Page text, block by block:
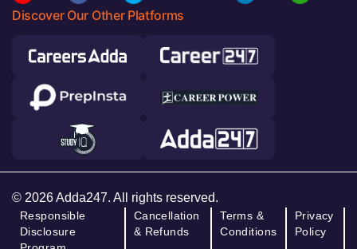
Discover Our Other Platforms
© 2026 Adda247. All rights reserved.
Responsible
Disclosure
Cancellation
& Refunds
Terms &
Conditions
Privacy
Policy